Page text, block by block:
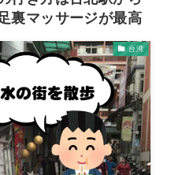
裏マッサージが最高
台湾